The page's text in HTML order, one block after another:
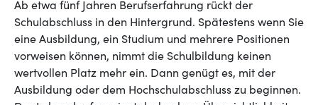
Ab etwa fünf Jahren Berufserfahrung rückt der
Schulabschluss in den Hintergrund. Spätestens wenn Sie
eine Ausbildung, ein Studium und mehrere Positionen
vorweisen können, nimmt die Schulbildung keinen
wertvollen Platz mehr ein. Dann genügt es, mit der
Ausbildung oder dem Hochschulabschluss zu beginnen.